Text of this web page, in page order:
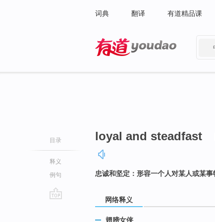
词典 翻译 有道精品课
目录
释义
例句
loyal and steadfast
忠诚和坚定：形容一个人对某人或某事
网络释义
翅膀女侠